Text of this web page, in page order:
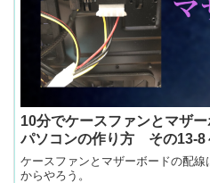
10分でケースファンとマザ
パソコンの作り方 その13-8
ケースファンとマザーボードの配
からやろう。